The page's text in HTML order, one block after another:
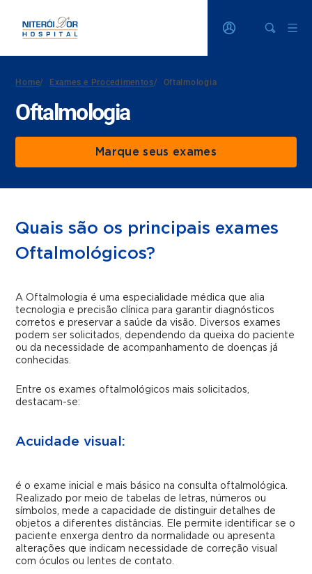
Home/ Exames e Procedimentos/ Oftalmologia
Oftalmologia
Marque seus exames
Quais são os principais exames
Oftalmológicos?
A Oftalmologia é uma especialidade médica que alia
tecnologia e precisão clínica para garantir diagnósticos
corretos e preservar a saúde da visão. Diversos exames
podem ser solicitados, dependendo da queixa do paciente
ou da necessidade de acompanhamento de doenças já
conhecidas.
Entre os exames oftalmológicos mais solicitados,
destacam-se:
Acuidade visual:
é o exame inicial e mais básico na consulta oftalmológica.
Realizado por meio de tabelas de letras, números ou
símbolos, mede a capacidade de distinguir detalhes de
objetos a diferentes distâncias. Ele permite identificar se o
paciente enxerga dentro da normalidade ou apresenta
alterações que indicam necessidade de correção visual
com óculos ou lentes de contato.